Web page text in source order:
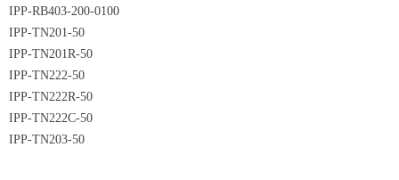
IPP-RB403-200-0100
IPP-TN201-50
IPP-TN201R-50
IPP-TN222-50
IPP-TN222R-50
IPP-TN222C-50
IPP-TN203-50